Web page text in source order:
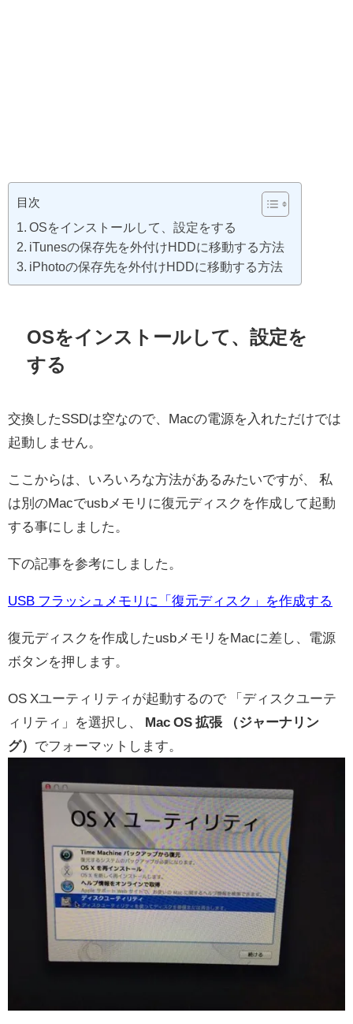
目次
OSをインストールして、設定をする
iTunesの保存先を外付けHDDに移動する方法
iPhotoの保存先を外付けHDDに移動する方法
OSをインストールして、設定を
する
交換したSSDは空なので、Macの電源を入れただけでは
起動しません。
ここからは、いろいろな方法があるみたいですが、 私
は別のMacでusbメモリに復元ディスクを作成して起動
する事にしました。
下の記事を参考にしました。
USB フラッシュメモリに「復元ディスク」を作成する
復元ディスクを作成したusbメモリをMacに差し、電源
ボタンを押します。
OS Xユーティリティが起動するので 「ディスクユーテ
ィリティ」を選択し、 Mac OS 拡張 （ジャーナリン
グ） でフォーマットします。